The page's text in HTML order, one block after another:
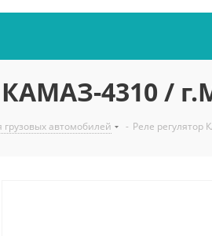
4310 /
грузовых автомобилей - Реле регулятор